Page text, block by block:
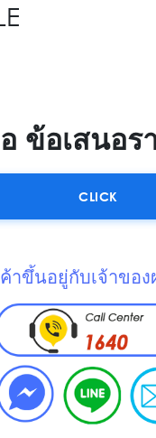
ข้อเสนอร
CLICK
ค้าขึ้นอยู่กับเจ้าข